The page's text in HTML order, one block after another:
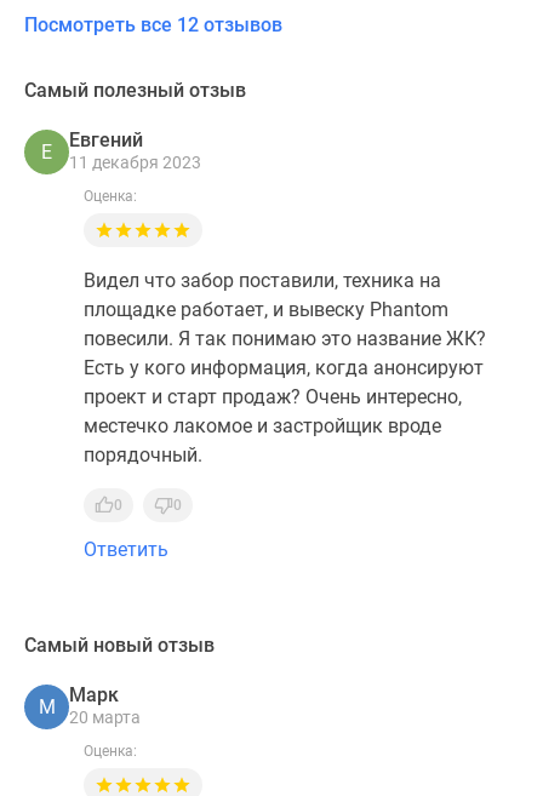
Посмотреть все 12 отзывов
Самый полезный отзыв
Е
Евгений
11 декабря 2023
Оценка:
Видел что забор поставили, техника на
площадке работает, и вывеску Phantom
повесили. Я так понимаю это название ЖК?
Есть у кого информация, когда анонсируют
проект и старт продаж? Очень интересно,
местечко лакомое и застройщик вроде
порядочный.
0 0
Ответить
Самый новый отзыв
М
Марк
20 марта
Оценка: